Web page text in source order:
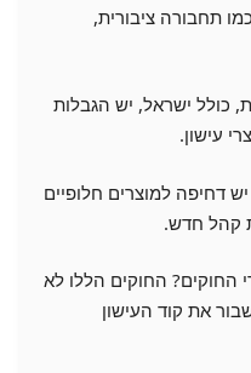
תחבורה ציבורית,
כולל ישראל, יש הגבלות
עישון.
דחיפה למוצרים חלופיים
קהל חדש.
החוקים? החוקים הללו לא
את קוד העישון